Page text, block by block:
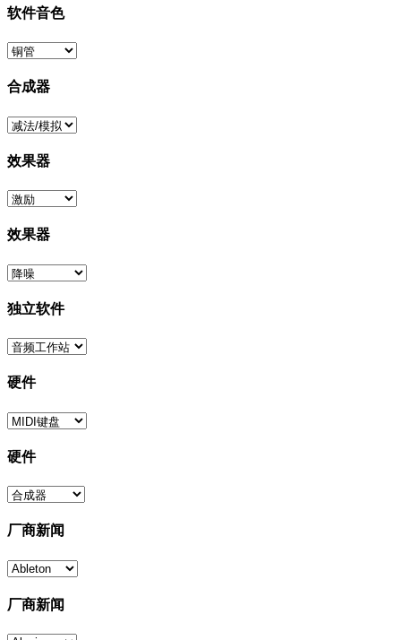
软件音色
合成器
效果器
效果器
独立软件
硬件
硬件
厂商新闻
厂商新闻